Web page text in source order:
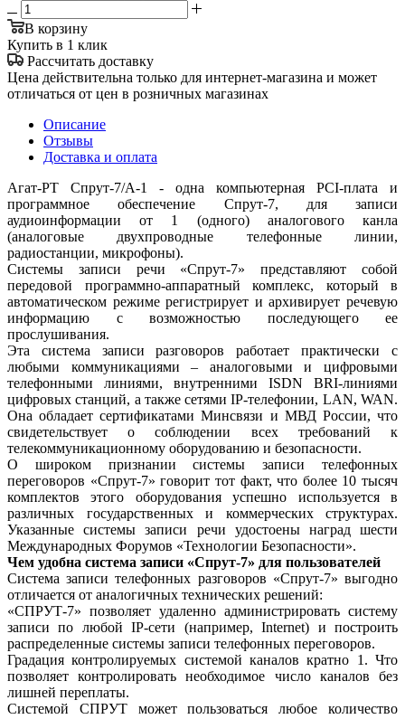
В корзину
Купить в 1 клик
Рассчитать доставку
Цена действительна только для интернет-магазина и может
отличаться от цен в розничных магазинах
Описание
Отзывы
Доставка и оплата
Агат-РТ Спрут-7/А-1 - одна компьютерная PCI-плата и
программное обеспечение Спрут-7, для записи
аудиоинформации от 1 (одного) аналогового канла
(аналоговые двухпроводные телефонные линии,
радиостанции, микрофоны).
Системы записи речи «Спрут-7» представляют собой
передовой программно-аппаратный комплекс, который в
автоматическом режиме регистрирует и архивирует речевую
информацию с возможностью последующего ее
прослушивания.
Эта система записи разговоров работает практически с
любыми коммуникациями – аналоговыми и цифровыми
телефонными линиями, внутренними ISDN BRI-линиями
цифровых станций, а также сетями IP-телефонии, LAN, WAN.
Она обладает сертификатами Минсвязи и МВД России, что
свидетельствует о соблюдении всех требований к
телекоммуникационному оборудованию и безопасности.
О широком признании системы записи телефонных
переговоров «Спрут-7» говорит тот факт, что более 10 тысяч
комплектов этого оборудования успешно используется в
различных государственных и коммерческих структурах.
Указанные системы записи речи удостоены наград шести
Международных Форумов «Технологии Безопасности».
Чем удобна система записи «Спрут-7» для пользователей
Система записи телефонных разговоров «Спрут-7» выгодно
отличается от аналогичных технических решений:
«СПРУТ-7» позволяет удаленно администрировать систему
записи по любой IP-сети (например, Internet) и построить
распределенные системы записи телефонных переговоров.
Градация контролируемых системой каналов кратно 1. Что
позволяет контролировать необходимое число каналов без
лишней переплаты.
Системой СПРУТ может пользоваться любое количество